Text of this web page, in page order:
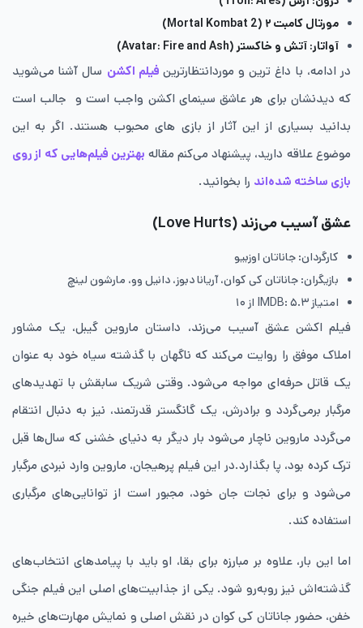
مورتال کامبت ۲ (Mortal Kombat 2)
آواتار: آتش و خاکستر (Avatar: Fire and Ash)
در ادامه، با داغ ترین و مورد‌انتظارترین فیلم اکشن سال آشنا می‌شوید
که دیدنشان برای هر عاشق سینمای اکشن واجب است و جالب است
بدانید بسیاری از این آثار از بازی های محبوب هستند. اگر به این
موضوع علاقه دارید، پیشنهاد می‌کنم مقاله بهترین فیلم‌هایی که از روی
بازی ساخته شده‌اند را بخوانید.
عشق آسیب می‌زند (Love Hurts)
کارگردان: جاناتان اوزبیو
بازیگران: جاناتان کی کوان، آریانا دبوز، دانیل وو، مارشون لینچ
امتیاز IMDB: ۵.۳ از ۱۰
فیلم اکشن عشق آسیب می‌زند، داستان ماروین گیبل، یک مشاور
املاک موفق را روایت می‌کند که ناگهان با گذشته سیاه خود به عنوان
یک قاتل حرفه‌ای مواجه می‌شود. وقتی شریک سابقش با تهدیدهای
مرگبار برمی‌گردد و برادرش، یک گانگستر قدرتمند، نیز به دنبال انتقام
می‌گردد ماروین ناچار می‌شود بار دیگر به دنیای خشنی که سال‌ها قبل
ترک کرده بود، پا بگذارد.در این فیلم پرهیجان، ماروین وارد نبردی مرگبار
می‌شود و برای نجات جان خود، مجبور است از توانایی‌های مرگباری
استفاده کند.
اما این بار، علاوه بر مبارزه برای بقا، او باید با پیامدهای انتخاب‌های
گذشته‌اش نیز روبه‌رو شود. یکی از جذابیت‌های اصلی این فیلم جنگی
خفن، حضور جاناتان کی‌ کوان در نقش اصلی و نمایش مهارت‌های خیره‌